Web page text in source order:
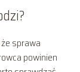
sprawa
powinien